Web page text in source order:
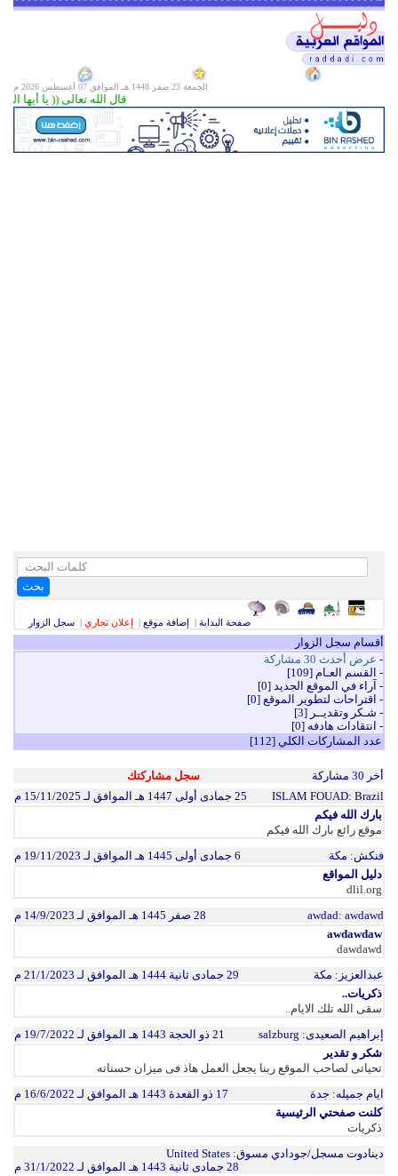
الجمعة 23 صفر 1448 هـ الموافق
قال الله تعالى (( يا أيها
بحث
صفحة البداية | إضافة موقع | إعلان تجاري | سجل الزوار
أقسام سجل الزوار
- عرض أحدث 30 مشاركة
- القسم العـام [109]
- آراء في الموقع الجديد [0]
- اقتراحات لتطوير الموقع [0]
- شـكر وتقديــر [3]
- انتقادات هادفه [0]
عدد المشاركات الكلي [112]
أخر 30 مشاركة
سجل مشاركتك
ISLAM FOUAD: Brazil
25 جمادى أولى 1447 هـ الموافق لـ 15/11/2025 م
بارك الله فيكم
موقع رائع بارك الله فيكم
فنكش: مكة
6 جمادى أولى 1445 هـ الموافق لـ 19/11/2023 م
دليل المواقع
dlil.org
awdad: awdawd
28 صفر 1445 هـ الموافق لـ 14/9/2023 م
awdawdaw
dawdawd
عبدالعزيز : مكة
29 جمادى ثانية 1444 هـ الموافق لـ 21/1/2023 م
ذكريات..
سقى الله تلك الايام..
إبراهيم الصعيدى: salzburg
21 ذو الحجة 1443 هـ الموافق لـ 19/7/2022 م
شكر و تقدير
تحياتى لصاحب الموقع ربنا يجعل العمل هاذ فى ميزان حسناته
ايام جميله: جدة
17 ذو القعدة 1443 هـ الموافق لـ 16/6/2022 م
كلنت صفحتي الرئيسية
ذكريات
دينادوت مسجل/جودادي مسوق: United States
28 جمادى ثانية 1443 هـ الموافق لـ 31/1/2022 م